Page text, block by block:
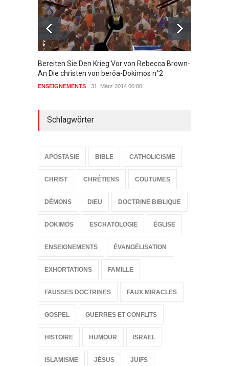
Bereiten Sie Den Krieg Vor von Rebecca Brown-
An Die christen von beröa-Dokimos n°2
ENSEIGNEMENTS 31. März 2014 00:00
Schlagwörter
APOSTASIE BIBLE CATHOLICISME
CHRIST CHRÉTIENS COUTUMES
DÉMONS DIEU DOCTRINE BIBLIQUE
DOKIMOS ESCHATOLOGIE ÉGLISE
ENSEIGNEMENTS ÉVANGÉLISATION
EXHORTATIONS FAMILLE
FAUSSES DOCTRINES FAUX MIRACLES
GOSPEL GUERRES ET CONFLITS
HISTOIRE HUMOUR ISRAËL
ISLAMISME JÉSUS JUIFS